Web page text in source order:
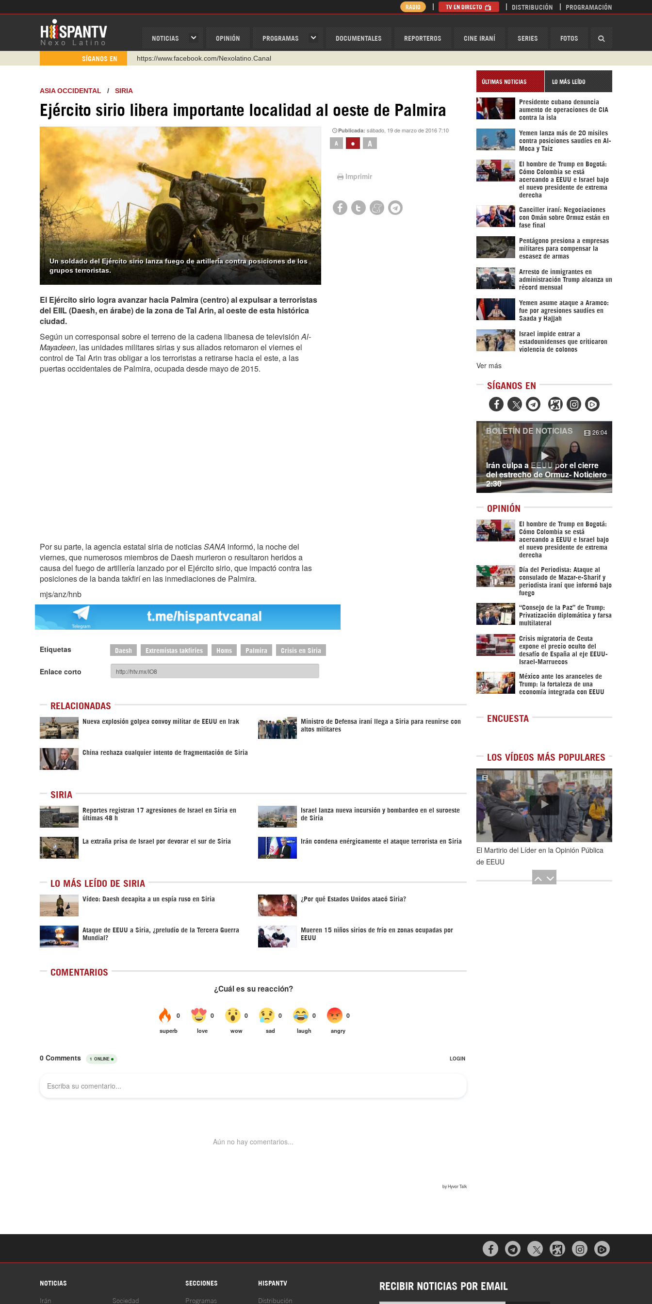
NOTICIAS OPINIÓN PROGRAMAS DOCUMENTALES REPORTEROS CINE IRANÍ SERIES FOTOS
RADIO TV EN DIRECTO DISTRIBUCIÓN PROGRAMACIÓN
SÍGANOS EN
https://www.facebook.com/Nexolatino.Canal
https://t.me/hispantvcanal
https://urmedium.com/c/hispantv
WhatsApp y Viber: +98 921 79 29 404
Instagram como: hispan_tv
ASIA OCCIDENTAL / SIRIA
Ejército sirio libera importante localidad al oeste de Palmira
Un soldado del Ejército sirio lanza fuego de artillería contra posiciones de los
grupos terroristas.
Publicada:sábado, 19 de marzo de 2016 7:10
A • A
Imprimir
El Ejército sirio logra avanzar hacia Palmira (centro) al expulsar a terroristas
del EIIL (Daesh, en árabe) de la zona de Tal Arin, al oeste de esta histórica
ciudad.
Según un corresponsal sobre el terreno de la cadena libanesa de televisión Al-
Mayadeen, las unidades militares sirias y sus aliados retomaron el viernes el
control de Tal Arin tras obligar a los terroristas a retirarse hacia el este, a las
puertas occidentales de Palmira, ocupada desde mayo de 2015.
Por su parte, la agencia estatal siria de noticiasSANA informó, la noche del
viernes, que numerosos miembros de Daesh murieron o resultaron heridos a
causa del fuego de artillería lanzado por el Ejército sirio, que impactó contra las
posiciones de la banda takfirí en las inmediaciones de Palmira.
mjs/anz/hnb
Etiquetas Daesh Extremistas takfiríes Homs Palmira Crisis en Siria
Enlace corto
RELACIONADAS
Nueva explosión golpea convoy militar de EEUU en Irak Ministro de Defensa iraní llega a Siria para reunirse con
altos militares
China rechaza cualquier intento de fragmentación de Siria
SIRIA
Reportes registran 17 agresiones de Israel en Siria en
últimas 48 h
Israel lanza nueva incursión y bombardeo en el suroeste
de Siria
La extraña prisa de Israel por devorar el sur de Siria Irán condena enérgicamente el ataque terrorista en Siria
LO MÁS LEÍDO DE SIRIA
Vídeo: Daesh decapita a un espía ruso en Siria ¿Por qué Estados Unidos atacó Siria?
Ataque de EEUU a Siria, ¿preludio de la Tercera Guerra
Mundial?
Mueren 15 niños sirios de frío en zonas ocupadas por
EEUU
COMENTARIOS
ÚLTIMAS NOTICIAS LO MÁS LEÍDO
Presidente cubano denuncia
aumento de operaciones de CIA
contra la isla
Yemen lanza más de 20 misiles
contra posiciones saudíes en Al-
Moca y Taiz
El hombre de Trump en Bogotá:
Cómo Colombia se está
acercando a EEUU e Israel bajo
el nuevo presidente de extrema
derecha
Canciller iraní: Negociaciones
con Omán sobre Ormuz están en
fase final
Pentágono presiona a empresas
militares para compensar la
escasez de armas
Arresto de inmigrantes en
administración Trump alcanza un
récord mensual
Yemen asume ataque a Aramco:
fue por agresiones saudíes en
Saada y Hajjah
Israel impide entrar a
estadounidenses que criticaron
violencia de colonos
Ver más
SÍGANOS EN
  
Irán culpa a EEUU por el cierre
del estrecho de Ormuz- Noticiero
2:30
BOLETÍN DE NOTICIAS 26:04
OPINIÓN
El hombre de Trump en Bogotá:
Cómo Colombia se está
acercando a EEUU e Israel bajo
el nuevo presidente de extrema
derecha
Día del Periodista: Ataque al
consulado de Mazar-e-Sharif y
periodista iraní que informó bajo
fuego
“Consejo de la Paz” de Trump:
Privatización diplomática y farsa
multilateral
Crisis migratoria de Ceuta
expone el precio oculto del
desafío de España al eje EEUU-
Israel-Marruecos
México ante los aranceles de
Trump: la fortaleza de una
economía integrada con EEUU
ENCUESTA
LOS VÍDEOS MÁS POPULARES
1de5
El Martirio del Líder en la Opinión Pública
de EEUU
¿Por qué Estados Unidos no puede vencer
a Irán? |GrinGo!
  
NOTICIAS SECCIONES HISPANTV
Irán Sociedad Programas Distribución
RECIBIR NOTICIAS POR EMAIL